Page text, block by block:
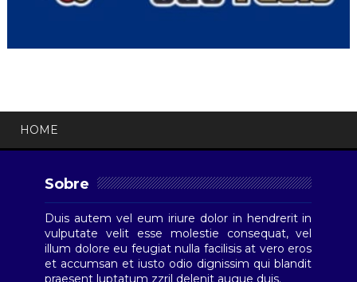
HOME
Sobre
Duis autem vel eum iriure dolor in hendrerit in
vulputate velit esse molestie consequat, vel
illum dolore eu feugiat nulla facilisis at vero eros
et accumsan et iusto odio dignissim qui blandit
praesent luptatum zzril delenit augue duis.